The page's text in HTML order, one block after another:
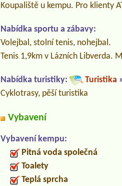
Koupaliště u kempu. Pro klienty
Nabídka sportu a zábavy:
Volejbal, stolní tenis, nohejbal.
Tenis 1,9km v Lázních Libverda.
Nabídka turistiky: Turistika
Cyklotrasy, pěší turistika
Vybavení
Vybavení kempu:
Pitná voda společná
Toalety
Teplá sprcha